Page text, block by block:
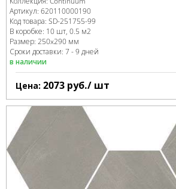
Артикул: 620110000190
Код товара: SD-251755-99
В коробке: 10 шт, 0.5 м2
Размер: 250x290 мм
Сроки доставки: 7 - 9 дней
в наличии
Цена: 2073 руб./ шт